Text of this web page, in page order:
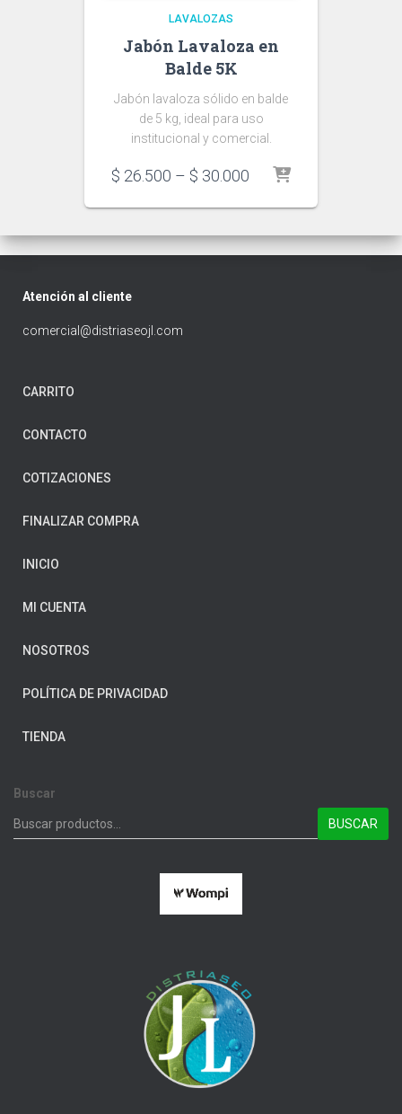
LAVALOZAS
Jabón Lavaloza en
Balde 5K
Jabón lavaloza sólido en balde
de 5 kg, ideal para uso
institucional y comercial.
$ 26.500 – $ 30.000 Price
$ 26.500
through
$ 30.000
Atención al cliente
comercial@distriaseojl.com
CARRITO
CONTACTO
COTIZACIONES
FINALIZAR COMPRA
INICIO
MI CUENTA
NOSOTROS
POLÍTICA DE PRIVACIDAD
TIENDA
Buscar
BUSCAR